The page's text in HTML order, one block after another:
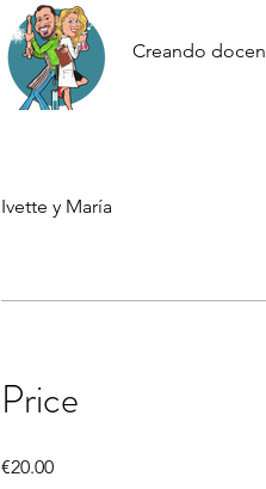
Creando
Ivette y María
Price
€20.00